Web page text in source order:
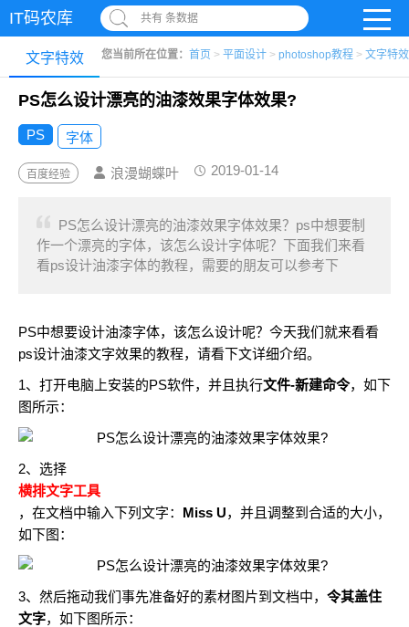
IT码农库 共有 条数据
您当前所在位置： 首页 > 平面设计 > photoshop教程 > 文字特效
文字特效
PS怎么设计漂亮的油漆效果字体效果?
PS 字体
百度经验 浪漫蝴蝶叶 2019-01-14
PS怎么设计漂亮的油漆效果字体效果？ps中想要制
作一个漂亮的字体，该怎么设计字体呢？下面我们来看
看ps设计油漆字体的教程，需要的朋友可以参考下
PS中想要设计油漆字体，该怎么设计呢？今天我们就来看看
ps设计油漆文字效果的教程，请看下文详细介绍。
1、打开电脑上安装的PS软件，并且执行文件-新建命令，如下
图所示：
2、选择
横排文字工具
，在文档中输入下列文字： Miss U，并且调整到合适的大小，
如下图：
3、然后拖动我们事先准备好的素材图片到文档中， 令其盖住
文字，如下图所示：